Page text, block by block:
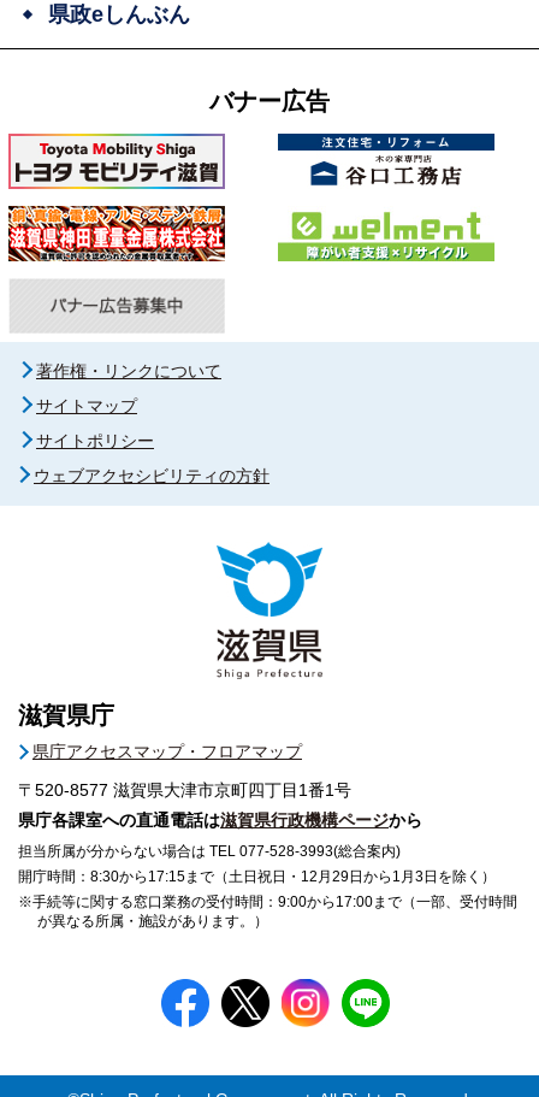
県政eしんぶん
バナー広告
著作権・リンクについて
サイトマップ
サイトポリシー
ウェブアクセシビリティの方針
滋賀県庁
県庁アクセスマップ・フロアマップ
〒520-8577 滋賀県大津市京町四丁目1番1号
県庁各課室への直通電話は滋賀県行政機構ページから
担当所属が分からない場合は TEL 077-528-3993(総合案内)
開庁時間：8:30から17:15まで（土日祝日・12月29日から1月3日を除く）
※手続等に関する窓口業務の受付時間：9:00から17:00まで（一部、受付時間
が異なる所属・施設があります。）